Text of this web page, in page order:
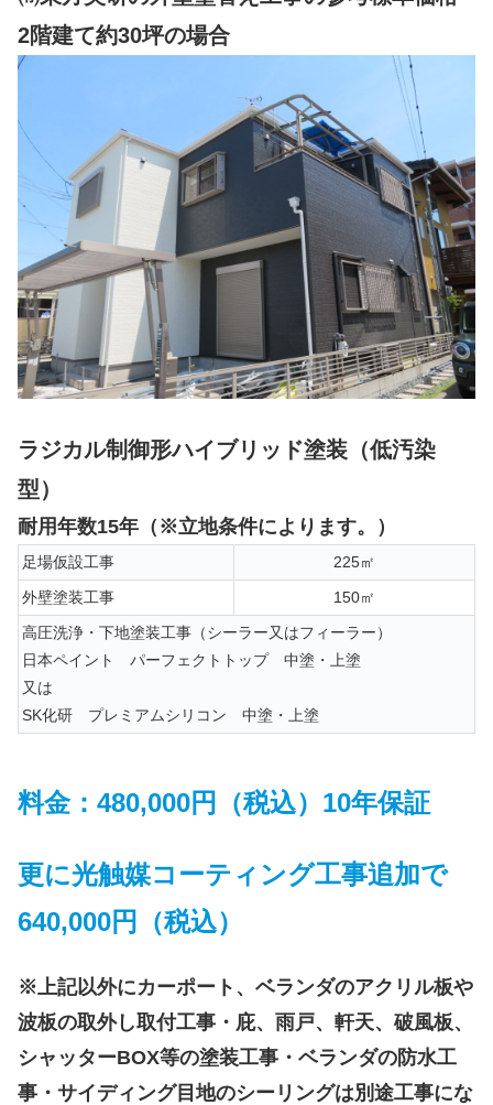
2階建て約30坪の場合
ラジカル制御形ハイブリッド塗装（低汚染
型）
耐用年数15年（※立地条件によります。）
足場仮設工事
225㎡
外壁塗装工事
150㎡
高圧洗浄・下地塗装工事（シーラー又はフィーラー）
日本ペイント パーフェクトトップ 中塗・上塗
又は
SK化研 プレミアムシリコン 中塗・上塗
料金：480,000円（税込）10年保証
更に光触媒コーティング工事追加で
640,000円（税込）
※上記以外にカーポート、ベランダのアクリル板や
波板の取外し取付工事・庇、雨戸、軒天、破風板、
シャッターBOX等の塗装工事・ベランダの防水工
事・サイディング目地のシーリングは別途工事にな